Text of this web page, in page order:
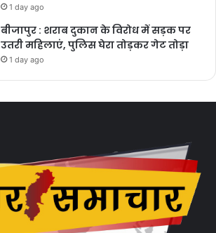
1 day ago
बीजापुर : शराब दुकान के विरोध में सड़क पर
उतरी महिलाएं, पुलिस घेरा तोड़कर गेट तोड़ा
1 day ago